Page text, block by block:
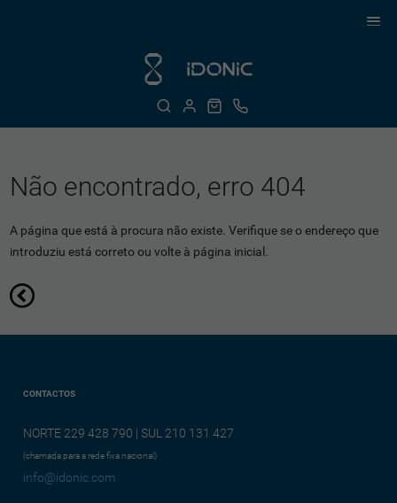
Não encontrado, erro 404
A página que está à procura não existe. Verifique se o endereço que
introduziu está correto ou volte à página inicial.
CONTACTOS
NORTE 229 428 790 | SUL 210 131 427
(chamada para a rede fixa nacional)
info@idonic.com